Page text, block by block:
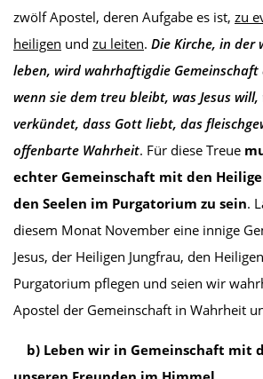
zwölf Apostel, deren Aufgabe es ist, zu
heiligen und zu leiten. Die Kirche, in der
leben, wird wahrhaftigdie Gemeinschaft
wenn sie dem treu bleibt, was Jesus
verkündet, dass Gott liebt, das
offenbarte Wahrheit. Für diese Treue
echter Gemeinschaft mit den
den Seelen im Purgatorium zu sein.
diesem Monat November eine innige
Jesus, der Heiligen Jungfrau, den
Purgatorium pflegen und seien wir
Apostel der Gemeinschaft in Wahrheit
b) Leben wir in Gemeinschaft mit